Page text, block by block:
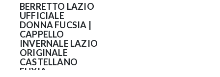
BERRETTO LAZIO
UFFICIALE
DONNA FUCSIA |
CAPPELLO
INVERNALE LAZIO
ORIGINALE
CASTELLANO
FUXIA